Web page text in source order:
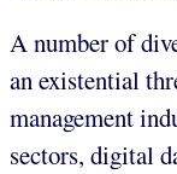
A number of
an existential
management
sectors, digital